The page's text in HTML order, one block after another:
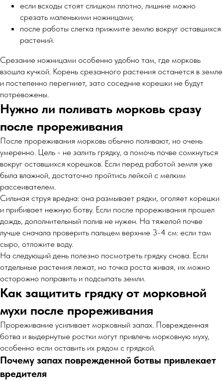
если всходы стоят слишком плотно, лишние можно
срезать маленькими ножницами;
после работы слегка прижмите землю вокруг оставшихся
растений.
Срезание ножницами особенно удобно там, где морковь
взошла кучкой. Корень срезанного растения останется в земле
и постепенно перегниет, зато соседние корешки не будут
потревожены.
Нужно ли поливать морковь сразу
после прореживания
После прореживания морковь обычно поливают, но очень
умеренно. Цель - не залить грядку, а помочь почве сомкнуться
вокруг оставшихся корешков. Если перед работой земля уже
была влажной, достаточно пройтись лейкой с мелким
рассеивателем.
Сильная струя вредна: она размывает рядки, оголяет корешки
и прибивает нежную ботву. Если после прореживания прошел
дождь, дополнительный полив не нужен. На тяжелой почве
лучше сначала проверить пальцем верхние 3-4 см: если там
сыро, отложите воду.
На следующий день полезно посмотреть грядку снова. Если
отдельные растения лежат, но точка роста живая, их можно
осторожно поправить и подсыпать земли.
Как защитить грядку от морковной
мухи после прореживания
Прореживание усиливает морковный запах. Поврежденная
ботва и выдернутые ростки могут привлечь морковную муху,
особенно если оставить их рядом с грядкой.
Почему запах поврежденной ботвы привлекает
вредителя